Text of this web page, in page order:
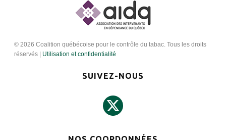
© 2026 Coalition québécoise pour le contrôle du tabac. Tous les droits
réservés | Utilisation et confidentialité
SUIVEZ-NOUS